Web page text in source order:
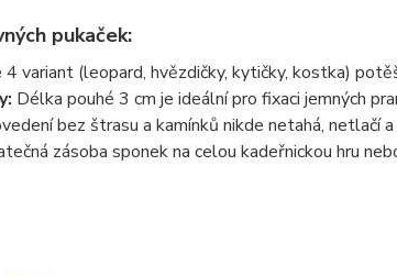
pukaček:
variant (leopard, hvězdičky, kytičky, kostka)
Délka pouhé 3 cm je ideální pro fixaci jemných
bez štrasu a kamínků nikde netahá, netlačí
zásoba sponek na celou kadeřnickou hru